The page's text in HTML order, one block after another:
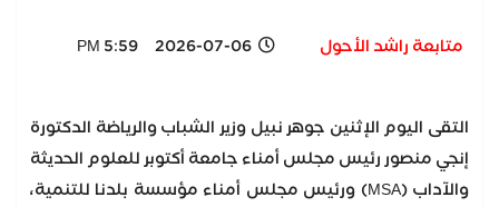
متابعة راشد الأحول 2026-07-06 5:59 PM
التقى اليوم الإثنين جوهر نبيل وزير الشباب والرياضة الدكتورة
إنجي منصور رئيس مجلس أمناء جامعة أكتوبر للعلوم الحديثة
والآداب (MSA) ورئيس مجلس أمناء مؤسسة بلدنا للتنمية،